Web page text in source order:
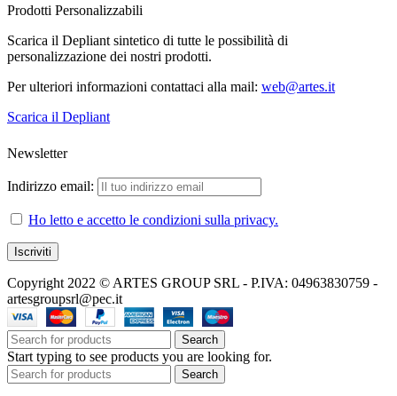
Prodotti Personalizzabili
Scarica il Depliant sintetico di tutte le possibilità di
personalizzazione dei nostri prodotti.
Per ulteriori informazioni contattaci alla mail: web@artes.it
Scarica il Depliant
Newsletter
Indirizzo email:
Ho letto e accetto le condizioni sulla privacy.
Copyright 2022 © ARTES GROUP SRL - P.IVA: 04963830759 -
artesgroupsrl@pec.it
Search
Start typing to see products you are looking for.
Search